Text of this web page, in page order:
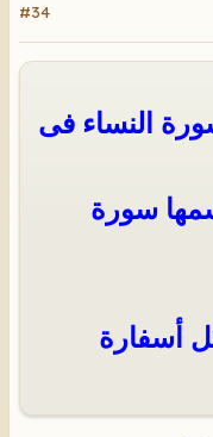
#34
النساء فى
سورة
أسفارة